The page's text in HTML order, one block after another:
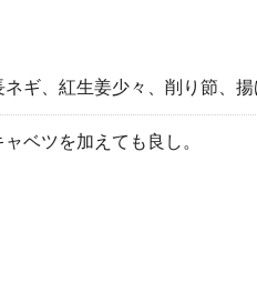
ネギ、紅生姜少々、削り節、揚
ャベツを加えても良し。